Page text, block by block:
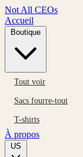
Not All CEOs
Accueil
Tout voir
Sacs fourre-tout
T-shirts
À propos